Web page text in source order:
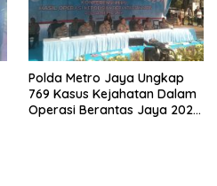
Polda Metro Jaya Ungkap
769 Kasus Kejahatan Dalam
Operasi Berantas Jaya 2026,